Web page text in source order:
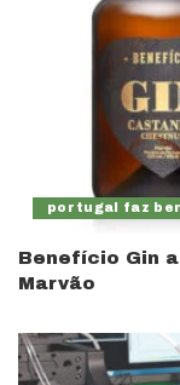
portugal faz
Benefício Gin
Marvão